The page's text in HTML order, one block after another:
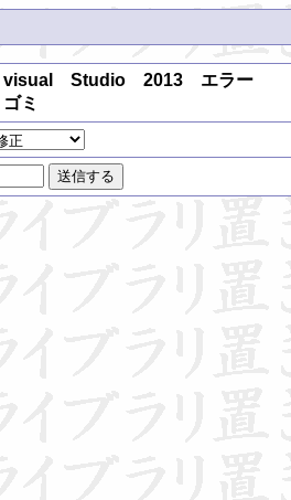
visual Studio 2013 エラー
ゴミ